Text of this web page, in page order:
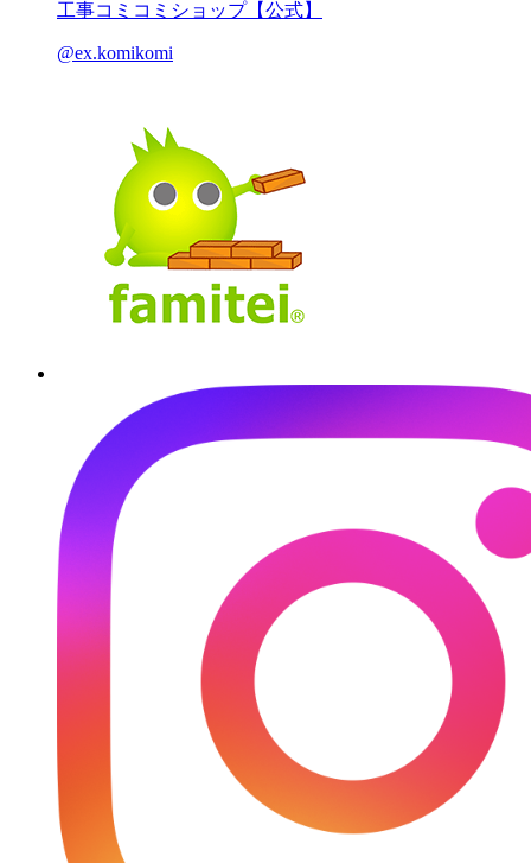
工事コミコミショップ【公式】
@ex.komikomi